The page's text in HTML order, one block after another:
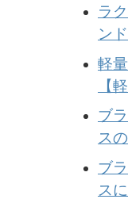
ラ
ン
軽
【
ブ
ス
ブ
ス